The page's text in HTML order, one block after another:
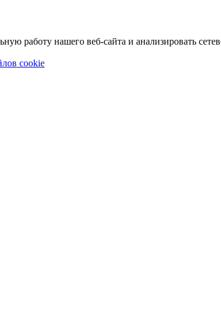
работу нашего веб-сайта и анализировать
cookie